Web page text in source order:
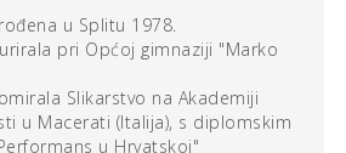
Naime, radi se o slikama izrađenim
sastavljenim od više slojeva,
jedan iznad drugog, daju konačnu
izrađen je tako da je najprije
njega postupno, struganjem, uklonjeni
nije dobiven željeni motiv. Ovakav
u Splitu 1978.
pri Općoj gimnaziji "Marko
Slikarstvo na Akademiji
u Macerati (Italija), s diplomskim
u Hrvatskoj"